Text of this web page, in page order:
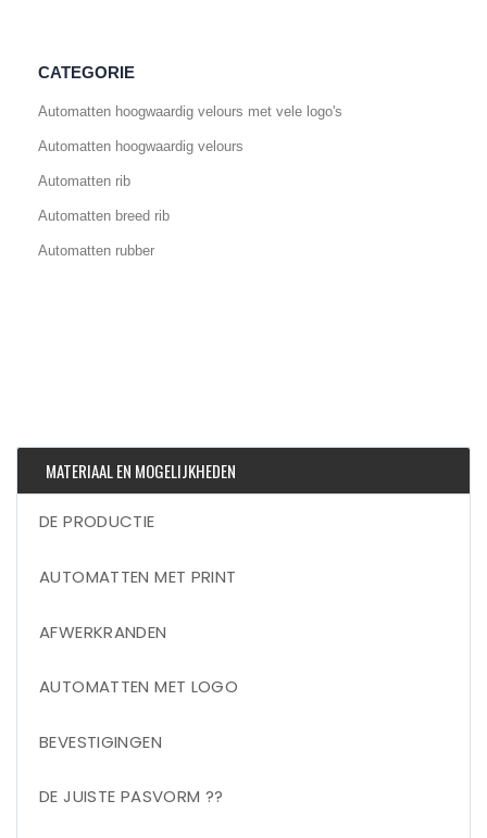
CATEGORIE
Automatten hoogwaardig velours met vele logo's
Automatten hoogwaardig velours
Automatten rib
Automatten breed rib
Automatten rubber
MATERIAAL EN MOGELIJKHEDEN
DE PRODUCTIE
AUTOMATTEN MET PRINT
AFWERKRANDEN
AUTOMATTEN MET LOGO
BEVESTIGINGEN
DE JUISTE PASVORM ??